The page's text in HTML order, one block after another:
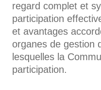
regard complet et
participation
et avantages
organes de gestion
lesquelles la
participation.